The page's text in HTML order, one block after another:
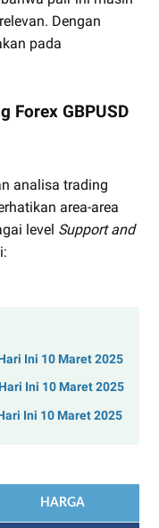
Dengan
pada
Forex GBPUSD
analisa trading
area-area
level Support and
Ini 10 Maret 2025
Ini 10 Maret 2025
Ini 10 Maret 2025
HARGA